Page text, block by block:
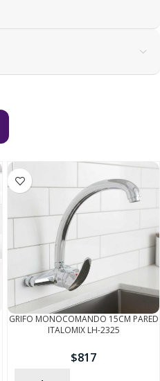
GRIFO MONOCOMANDO 15CM PARED
ITALOMIX LH-2325
$817